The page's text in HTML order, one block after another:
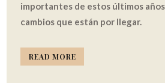
importantes de estos últimos
cambios que están por llegar.
READ MORE